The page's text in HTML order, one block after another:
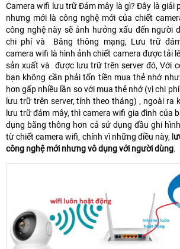
Camera wifi lưu trữ Đám mây là gì? Đây là giải
nhưng mới là công nghệ mới của chiết
công nghệ này sẽ ảnh hưởng xấu đến người
chi phí và Băng thông mạng, Lưu trữ
camera wifi là hình ảnh chiết camera được tải
sản xuất và được lưu trữ trên server đó, Với
bạn không cần phải tốn tiền mua thẻ nhớ
hơn gấp nhiều lần so với mua thẻ nhớ (vì chi
lưu trữ trên server, tính theo tháng) , ngoài ra
lưu trữ đám mây, thì camera wifi gia đình của
dụng băng thông hơn cả sử dụng đầu ghi
từ chiết camera wifi, chính vì những điều này, l
công nghệ mới nhưng vô dụng với người dùng.